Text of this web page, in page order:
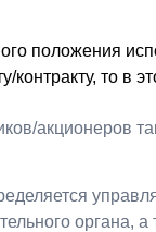
положения
контракту, то в
акционеров
органа,